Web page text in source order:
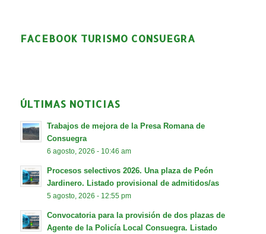
FACEBOOK TURISMO CONSUEGRA
ÚLTIMAS NOTICIAS
Trabajos de mejora de la Presa Romana de
Consuegra
6 agosto, 2026 - 10:46 am
Procesos selectivos 2026. Una plaza de Peón
Jardinero. Listado provisional de admitidos/as
5 agosto, 2026 - 12:55 pm
Convocatoria para la provisión de dos plazas de
Agente de la Policía Local Consuegra. Listado